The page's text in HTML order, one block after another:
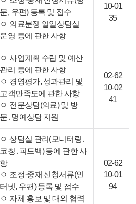
문, 우편) 등록 및 접수
ㅇ 의료분쟁 일일상담실
운영 등에 관한 사항
10-01
35
ㅇ 사업계획 수립 및 예산
관리 등에 관한 사항
ㅇ 경영평가, 성과관리 및
고객만족도에 관한 사항
ㅇ 전문상담(의료) 및 방
문․명예상담 지원
02-62
10-02
41
ㅇ 상담실 관리(모니터링․
코칭․피드백) 등에 관한 사
항
ㅇ 조정·중재 신청서류(인
터넷, 우편) 등록 및 접수
ㅇ 자체 홍보 및 대외 협력
02-62
10-01
94